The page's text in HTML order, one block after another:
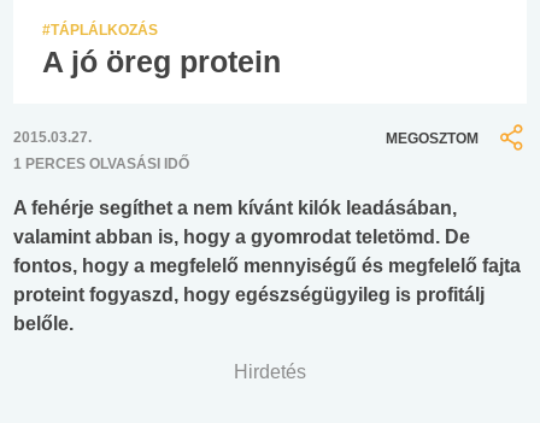
#TÁPLÁLKOZÁS
A jó öreg protein
2015.03.27.
1 PERCES OLVASÁSI IDŐ
MEGOSZTOM
A fehérje segíthet a nem kívánt kilók leadásában,
valamint abban is, hogy a gyomrodat teletömd. De
fontos, hogy a megfelelő mennyiségű és megfelelő fajta
proteint fogyaszd, hogy egészségügyileg is profitálj
belőle.
Hirdetés